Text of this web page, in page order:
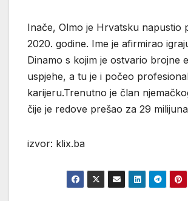
Inače, Olmo je Hrvatsku napustio
2020. godine. Ime je afirmirao
Dinamo s kojim je ostvario brojne
uspjehe, a tu je i počeo
karijeru.Trenutno je član
čije je redove prešao za 29
izvor: klix.ba